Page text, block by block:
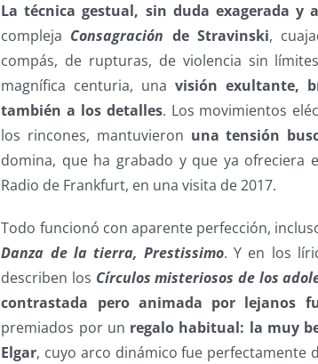
La técnica gestual, sin duda exagerada y
compleja Consagración de Stravinski,
compás, de rupturas, de violencia sin
magnífica centuria, una visión exultante,
también a los detalles. Los movimientos
los rincones, mantuvieron una tensión
domina, que ha grabado y que ya ofreciera
Radio de Frankfurt, en una visita de 2017.
Todo funcionó con aparente perfección,
Danza de la tierra, Prestissimo. Y en los
describen los Círculos misteriosos de los
contrastada pero animada por lejanos
premiados por un regalo habitual: la muy
Elgar, cuyo arco dinámico fue perfectamente